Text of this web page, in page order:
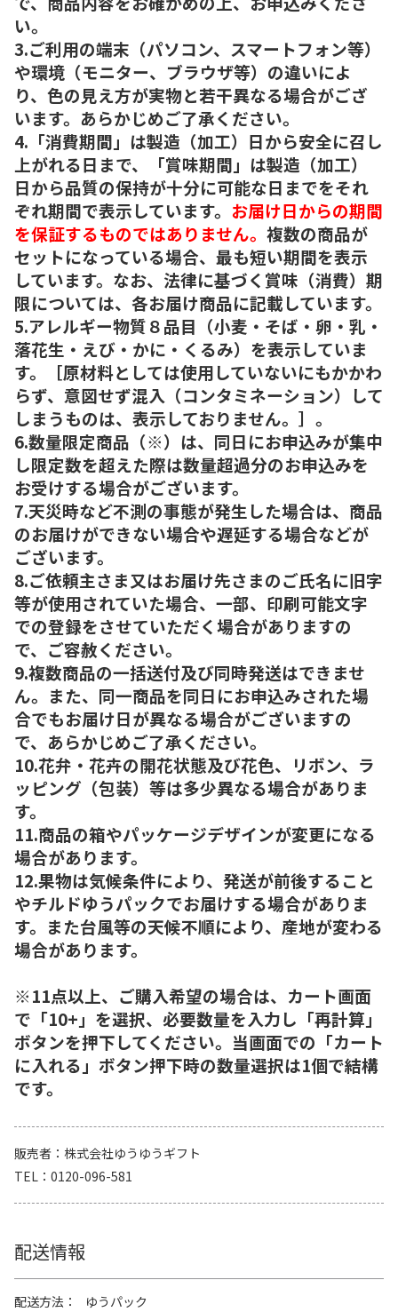
い。
3.ご利用の端末（パソコン、スマートフォン等）
や環境（モニター、ブラウザ等）の違いによ
り、色の見え方が実物と若干異なる場合がござ
います。あらかじめご了承ください。
4.「消費期間」は製造（加工）日から安全に召し
上がれる日まで、「賞味期間」は製造（加工）
日から品質の保持が十分に可能な日までをそれ
ぞれ期間で表示しています。 お届け日からの期間
を保証するものではありません。 複数の商品が
セットになっている場合、最も短い期間を表示
しています。なお、法律に基づく賞味（消費）期
限については、各お届け商品に記載しています。
5.アレルギー物質８品目（小麦・そば・卵・乳・
落花生・えび・かに・くるみ）を表示していま
す。［原材料としては使用していないにもかかわ
らず、意図せず混入（コンタミネーション）して
しまうものは、表示しておりません。］。
6.数量限定商品（※）は、同日にお申込みが集中
し限定数を超えた際は数量超過分のお申込みを
お受けする場合がございます。
7.天災時など不測の事態が発生した場合は、商品
のお届けができない場合や遅延する場合などが
ございます。
8.ご依頼主さま又はお届け先さまのご氏名に旧字
等が使用されていた場合、一部、印刷可能文字
での登録をさせていただく場合がありますの
で、ご容赦ください。
9.複数商品の一括送付及び同時発送はできませ
ん。また、同一商品を同日にお申込みされた場
合でもお届け日が異なる場合がございますの
で、あらかじめご了承ください。
10.花弁・花卉の開花状態及び花色、リボン、ラ
ッピング（包装）等は多少異なる場合がありま
す。
11.商品の箱やパッケージデザインが変更になる
場合があります。
12.果物は気候条件により、発送が前後すること
やチルドゆうパックでお届けする場合がありま
す。また台風等の天候不順により、産地が変わる
場合があります。
※11点以上、ご購入希望の場合は、カート画面
で「10+」を選択、必要数量を入力し「再計算」
ボタンを押下してください。当画面での「カート
に入れる」ボタン押下時の数量選択は1個で結構
です。
販売者
株式会社ゆうゆうギフト
TEL
0120-096-581
配送情報
配送方法
ゆうパック